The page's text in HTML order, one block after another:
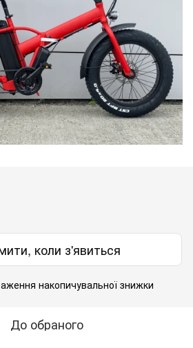
коли з'явиться
накопичувальної знижки
До обраного